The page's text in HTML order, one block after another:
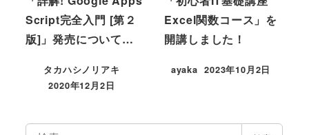
Script完全入門 [第２
版]」発売について…
タカハシノリアキ
投稿日
2020年12月2日
Excel関数コース」を
開講しました！
ayaka
投稿日
2023年10月2日